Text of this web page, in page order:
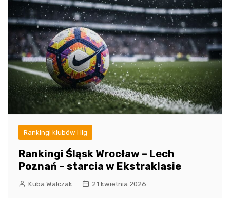
Rankingi klubów i lig
Rankingi Śląsk Wrocław – Lech
Poznań – starcia w Ekstraklasie
Kuba Walczak 21 kwietnia 2026